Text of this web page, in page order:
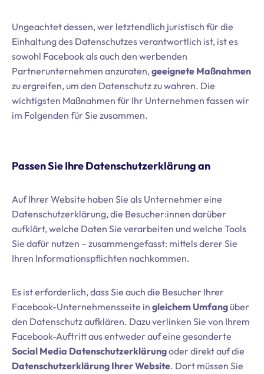
Ungeachtet dessen, wer letztendlich juristisch für die
Einhaltung des Datenschutzes verantwortlich ist, ist es
sowohl Facebook als auch den werbenden
Partnerunternehmen anzuraten,geeignete Maßnahmen
zu ergreifen, um den Datenschutz zu wahren. Die
wichtigsten Maßnahmen für Ihr Unternehmen fassen wir
im Folgenden für Sie zusammen.
Passen Sie Ihre Datenschutzerklärung an
Auf Ihrer Website haben Sie als Unternehmer eine
Datenschutzerklärung, die Besucher:innen darüber
aufklärt, welche Daten Sie verarbeiten und welche Tools
Sie dafür nutzen – zusammengefasst: mittels derer Sie
Ihren Informationspflichten nachkommen.
Es ist erforderlich, dass Sie auch die Besucher Ihrer
Facebook-Unternehmensseite in gleichem Umfangüber
den Datenschutz aufklären. Dazu verlinken Sie von Ihrem
Facebook-Auftritt aus entweder auf eine gesonderte
Social Media Datenschutzerklärungoder direkt auf die
Datenschutzerklärung Ihrer Website. Dort müssen Sie